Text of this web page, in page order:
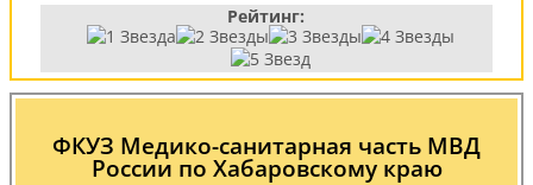
Рейтинг:
ФКУЗ Медико-санитарная часть МВД
России по Хабаровскому краю